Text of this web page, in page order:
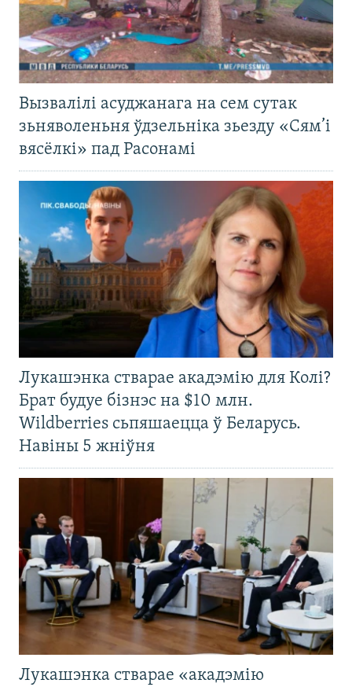
Вызвалілі асуджанага на сем сутак
зьняволеньня ўдзельніка зьезду «Сям’і
вясёлкі» пад Расонамі
Лукашэнка стварае акадэмію для Колі?
Брат будуе бізнэс на $10 млн.
Wildberries сьпяшаецца ў Беларусь.
Навіны 5 жніўня
Лукашэнка стварае «акадэмію